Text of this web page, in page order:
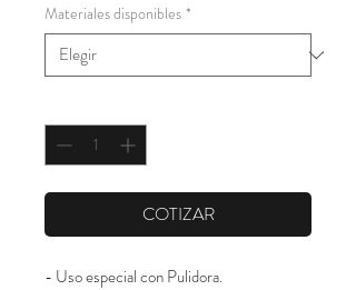
Materiales disponibles *
COTIZAR
- Uso especial con Pulidora.